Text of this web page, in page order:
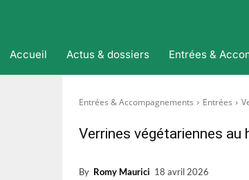
Accueil Actus & dossiers Entrées &
Entrées & Accompagnements Entrées
Verrines végétariennes au
By Romy Maurici 18 avril 2026